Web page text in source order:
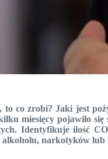
co zrobi? Jaki jest
miesięcy pojawiło
Identyfikuje ilość
alkoholu, narkotyków